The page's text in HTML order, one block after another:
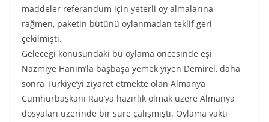
maddeler referandum için yeterli oy almalarına
rağmen, paketin bütünü oylanmadan teklif geri
çekilmişti.
Geleceği konusundaki bu oylama öncesinde eşi
Nazmiye Hanım’la başbaşa yemek yiyen Demirel, daha
sonra Türkiye’yi ziyaret etmekte olan Almanya
Cumhurbaşkanı Rau’ya hazırlık olmak üzere Almanya
dosyaları üzerinde bir süre çalışmıştı. Oylama vakti